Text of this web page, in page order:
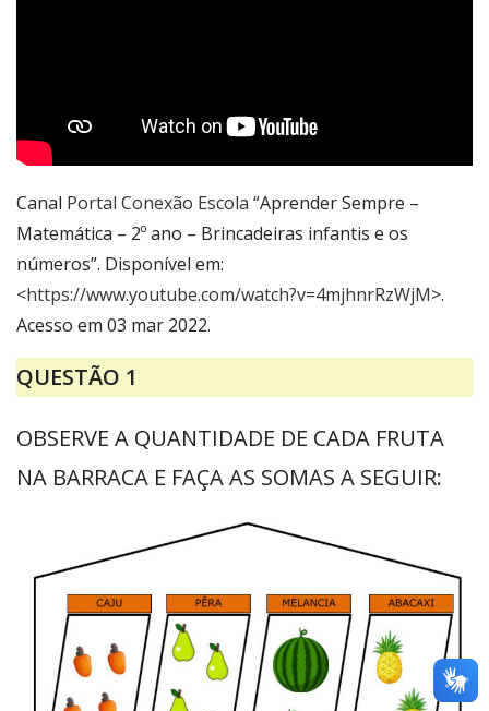
Canal Portal Conexão Escola “Aprender Sempre –
Matemática – 2º ano – Brincadeiras infantis e os
números”. Disponível em:
<https://www.youtube.com/watch?v=4mjhnrRzWjM>.
Acesso em 03 mar 2022.
QUESTÃO 1
OBSERVE A QUANTIDADE DE CADA FRUTA
NA BARRACA E FAÇA AS SOMAS A SEGUIR: